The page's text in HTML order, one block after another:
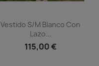
Vista rápida
Vestido S/m Blanco Con
Lazo...
115,00 €